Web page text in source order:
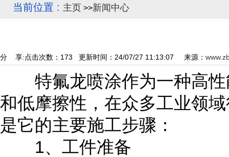
当前位置 : 主页 >>新闻中心
点击次数： 173 更新时间：24/07/27 11:13:07 来源：
分 享:
特氟龙喷涂作为一种高性
和低摩擦性，在众多工业领
是它的主要施工步骤：
1、工件准备